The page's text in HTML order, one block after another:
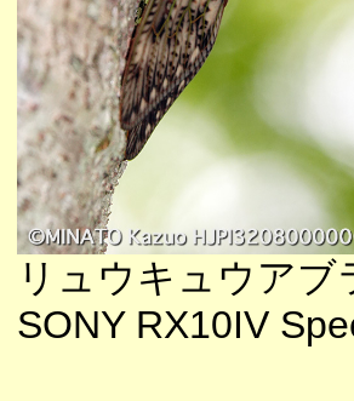
リュウキュウアブ
SONY RX10IV